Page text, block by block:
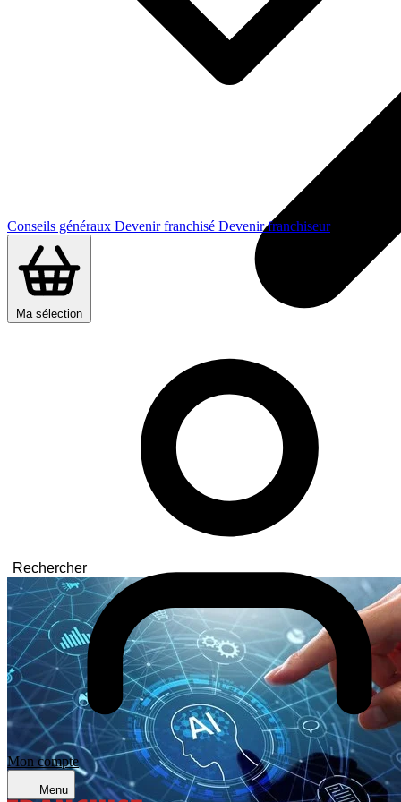
Conseils généraux Devenir franchisé Devenir franchiseur
Ma sélection
Mon compte
Menu
Rechercher